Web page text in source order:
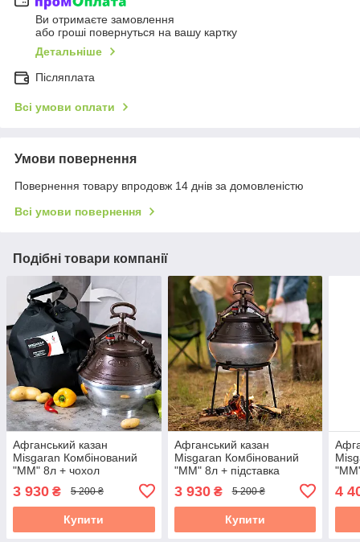
Ви отримаєте замовлення
або гроші повернуться на вашу картку
Детальніше
Післяплата
Всі умови оплати
Умови повернення
Повернення товару впродовж 14 днів за домовленістю
Всі умови повернення
Подібні товари компанії
Афганський казан
Misgaran Комбінований
"ММ" 8л + чохол
3 930 ₴ 5 200 ₴
Купити
Афганський казан
Misgaran Комбінований
"ММ" 8л + підставка
3 930₴ 5 200 ₴
Купити
"ММ"
4